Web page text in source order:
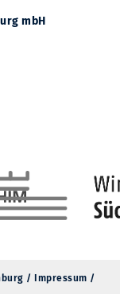
mbH
/ Impressum /